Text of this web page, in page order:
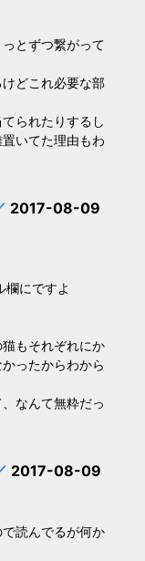
とずつ繋がって
どこれ必要な部
られたりするし
いてた理由もわ
2017-08-09
にですよ
もそれぞれにか
ったからわから
なんて無粋だっ
2017-08-09
読んでるが何か